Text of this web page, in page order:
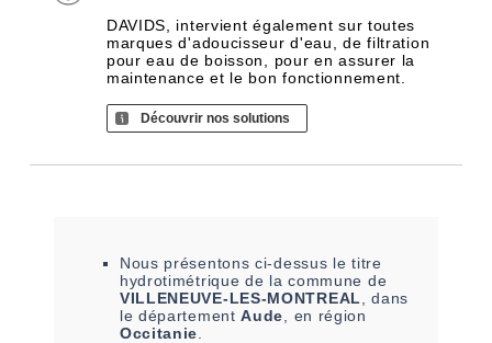
DAVIDS, intervient également sur toutes
marques d'adoucisseur d'eau, de filtration
pour eau de boisson, pour en assurer la
maintenance et le bon fonctionnement.
Découvrir nos solutions
Nous présentons ci-dessus le titre
hydrotimétrique de la commune de
VILLENEUVE-LES-MONTREAL
, dans
le départementAude , en région
Occitanie